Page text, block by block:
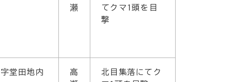
瀬
てクマ1頭を目
撃
堂田地内
高
北目集落にてク